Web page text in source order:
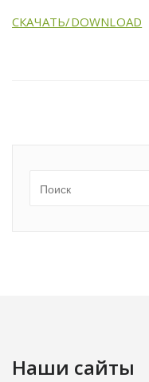
СКАЧАТЬ/DOWNLOAD
Наши сайты